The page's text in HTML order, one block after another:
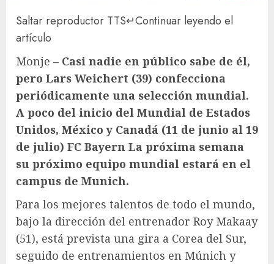
Saltar reproductor TTS↵Continuar leyendo el
artículo
Monje – Casi nadie en público sabe de él,
pero Lars Weichert (39) confecciona
periódicamente una selección mundial.
A poco del inicio del Mundial de Estados
Unidos, México y Canadá (11 de junio al 19
de julio) FC Bayern La próxima semana
su próximo equipo mundial estará en el
campus de Munich.
Para los mejores talentos de todo el mundo,
bajo la dirección del entrenador Roy Makaay
(51), está prevista una gira a Corea del Sur,
seguido de entrenamientos en Múnich y